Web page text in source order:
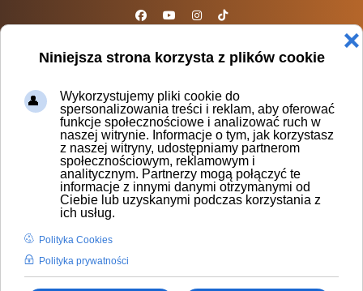
Niniejsza strona korzysta z plików cookie
Wykorzystujemy pliki cookie do
spersonalizowania treści i reklam, aby oferować
funkcje społecznościowe i analizować ruch w
naszej witrynie. Informacje o tym, jak korzystasz
z naszej witryny, udostępniamy partnerom
społecznościowym, reklamowym i
analitycznym. Partnerzy mogą połączyć te
informacje z innymi danymi otrzymanymi od
Ciebie lub uzyskanymi podczas korzystania z
ich usług.
Polityka Cookies
Polityka prywatności
❌
Wieczory kawalerskie